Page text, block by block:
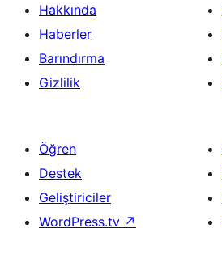
Hakkında
Haberler
Barındırma
Gizlilik
Öğren
Destek
Geliştiriciler
WordPress.tv ↗